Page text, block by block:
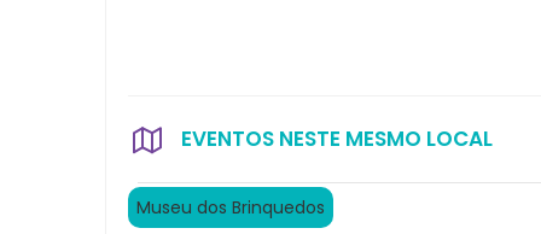
EVENTOS NESTE MESMO LOCAL
Museu dos Brinquedos